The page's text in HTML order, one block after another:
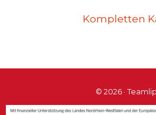
Kompletten
© 2026 ·